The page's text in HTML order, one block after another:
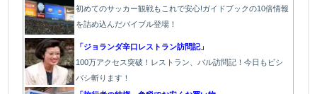
初めてのサッカー観戦もこれで安心!ガイドブックの10倍情報
を詰め込んだバイブル登場！
「ジョランダ辛口レストラン訪問記」
100万アクセス突破！レストラン、バル訪問記！今日もビシ
バシ斬ります！